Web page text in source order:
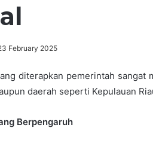
February 2025
diterapkan pemerintah
daerah seperti Kepulauan
Berpengaruh